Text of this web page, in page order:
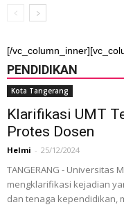
[/
PENDIDIKAN
Kota Tangerang
Klarifikasi UMT
Protes Dosen
Helmi - 25/12/2024
TANGERANG - Universitas
mengklarifikasi kejadian
dan tenaga kependidikan,